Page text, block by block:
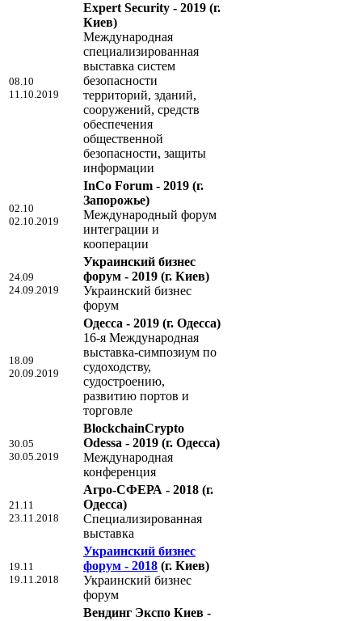
08.10
11.10.2019
Expert Security - 2019 (г.
Киев)
Международная
специализированная
выставка систем
безопасности
территорий, зданий,
сооружений, средств
обеспечения
общественной
безопасности, защиты
информации
02.10
02.10.2019
InCo Forum - 2019 (г.
Запорожье)
Международный форум
интеграции и
кооперации
24.09
24.09.2019
Украинский бизнес
форум - 2019 (г. Киев)
Украинский бизнес
форум
18.09
20.09.2019
Одесса - 2019 (г. Одесса)
16-я Международная
выставка-симпозиум по
судоходству,
судостроению,
развитию портов и
торговле
30.05
30.05.2019
BlockchainCrypto
Odessa - 2019 (г. Одесса)
Международная
конференция
21.11
23.11.2018
Агро-СФЕРА - 2018 (г.
Одесса)
Специализированная
выставка
19.11
19.11.2018
Украинский бизнес
форум - 2018 (г. Киев)
Украинский бизнес
форум
Вендинг Экспо Киев -